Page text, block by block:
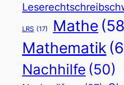
LRS (17) Mathe
Mathematik
Nachhilfe (50)